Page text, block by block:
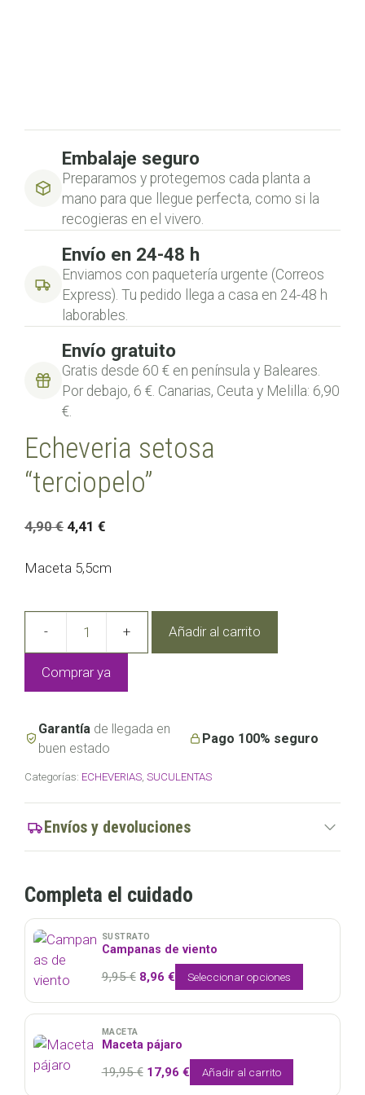
Embalaje seguro
Preparamos y protegemos cada planta a
mano para que llegue perfecta, como si la
recogieras en el vivero.
Envío en 24-48 h
Enviamos con paquetería urgente (Correos
Express). Tu pedido llega a casa en 24-48 h
laborables.
Envío gratuito
Gratis desde 60 € en península y Baleares.
Por debajo, 6 €. Canarias, Ceuta y Melilla: 6,90
€.
Echeveria setosa
“terciopelo”
4,90€ El
original
4,90 €.
4,41 €
actual
4,41 €.
Maceta 5,5cm
Echeveria
Añadir al carrito
Comprar ya
Garantía de llegada en
buen estado
Pago 100% seguro
Categorías: ECHEVERIAS, SUCULENTAS
Envíos y devoluciones
Completa el cuidado
SUSTRATO
Campanas de viento
9,95€ El
precio
original
9,95 €.
8,96 €El
precio
actual
8,96 €.
Seleccionar opciones
MACETA
Maceta pájaro
19,95€ El
17,96 €El
precio
Añadir al carrito